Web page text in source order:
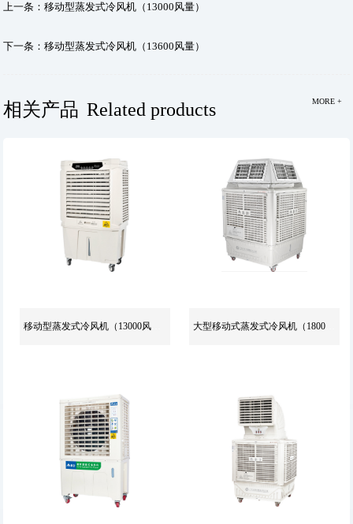
上一条：移动型蒸发式冷风机（13000风量）
下一条：移动型蒸发式冷风机（13600风量）
相关产品 Related products MORE +
移动型蒸发式冷风机（13000风量）